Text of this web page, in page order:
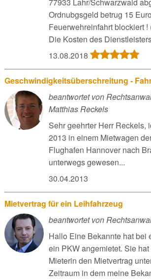
Ordnubgsgeld betrug 15
Feuerwehreinfahrt blockiert
Die Kosten des
13.08.2018
Geschwindigkeitsüberschreitung -
beantwortet von
Matthias Reckels
Sehr geehrter Herr Reckels,
2013 in einem Mietwagen
Flughafen Hannover nach
unterwegs gewesen...
30.04.2013
Mietvertrag für ein Leihfahrzeug
beantwortet von
Hallo Eine Bekannte hat bei
ein PKW angemietet. Sie
Mieterin den Mietvertrag
Zeitraum in dem meine